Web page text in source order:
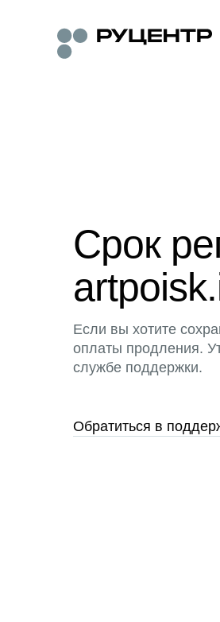
Срок
Если вы хотите
оплаты продления.
службе поддержки.
Обратиться в